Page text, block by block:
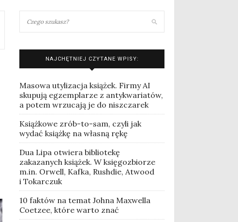
NAJCHĘTNIEJ CZYTANE WPISY:
Masowa utylizacja książek. Firmy AI
skupują egzemplarze z antykwariatów,
a potem wrzucają je do niszczarek
Książkowe zrób-to-sam, czyli jak
wydać książkę na własną rękę
Dua Lipa otwiera bibliotekę
zakazanych książek. W księgozbiorze
m.in. Orwell, Kafka, Rushdie, Atwood
i Tokarczuk
10 faktów na temat Johna Maxwella
Coetzee, które warto znać